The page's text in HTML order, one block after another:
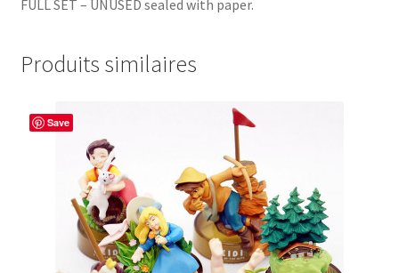
FULL SET – UNUSED sealed with paper.
Produits similaires
Save